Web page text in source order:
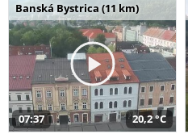
Banská Bystrica (11 km)
07:37 20,2 °C